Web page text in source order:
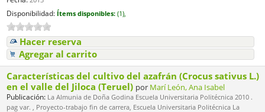
Disponibilidad: Ítems disponibles: (1),
Hacer reserva
Agregar al carrito
Características del cultivo del azafrán (Crocus sativus L.)
en el valle del Jiloca (Teruel) por Marí León, Ana Isabel
Publicación: La Almunia de Doña Godina Escuela Universitaria Politécnica 2010 .
pag var. , Proyecto-trabajo fin de carrera, Escuela Universitaria Politécnica La